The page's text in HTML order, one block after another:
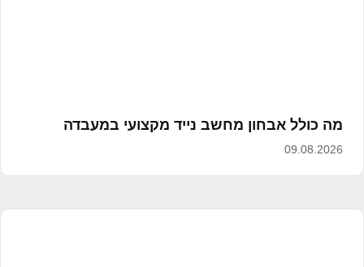
מה כולל אבחון מחשב נייד מקצועי במעבדה
09.08.2026